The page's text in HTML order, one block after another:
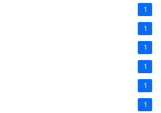
1
1
1
1
1
1